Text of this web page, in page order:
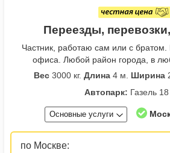
Переезды,
Частник, работаю сам или с
офиса. Любой район города, в
Вес 3000 кг. Длина 4 м. Ширина
Автопарк: Газель 18
Основные услуги
по Москве: